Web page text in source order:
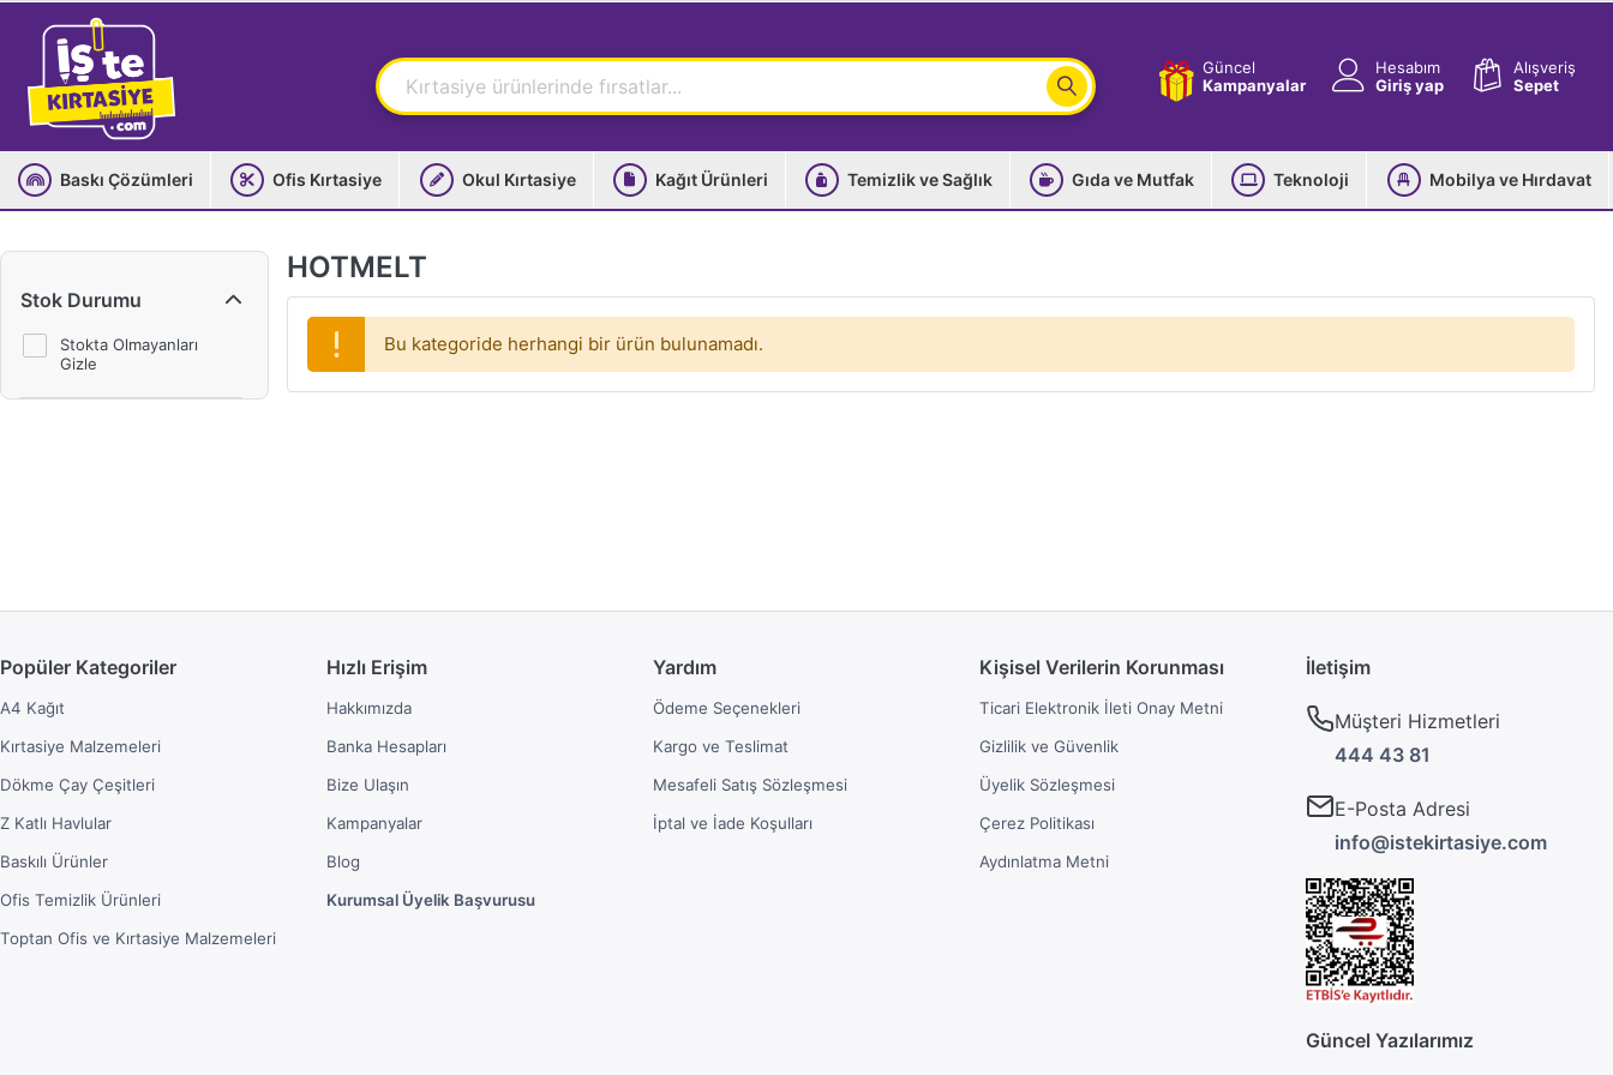
Güncel
Kampanyalar
Hesabım
Giriş yap
Alışveriş
Sepet
Baskı Çözümleri Ofis Kırtasiye Okul Kırtasiye Kağıt Ürünleri Temizlik ve Sağlık Gıda ve Mutfak Teknoloji Mobilya ve Hırdavat
Stok Durumu
Stokta Olmayanları
Gizle
HOTMELT
Bu kategoride herhangi bir ürün bulunamadı.
Popüler Kategoriler
A4 Kağıt
Kırtasiye Malzemeleri
Dökme Çay Çeşitleri
Z Katlı Havlular
Baskılı Ürünler
Ofis Temizlik Ürünleri
Toptan Ofis ve Kırtasiye Malzemeleri
Hızlı Erişim
Hakkımızda
Banka Hesapları
Bize Ulaşın
Kampanyalar
Blog
Kurumsal Üyelik Başvurusu
Yardım
Ödeme Seçenekleri
Kargo ve Teslimat
Mesafeli Satış Sözleşmesi
İptal ve İade Koşulları
Kişisel Verilerin Korunması
Ticari Elektronik İleti Onay Metni
Gizlilik ve Güvenlik
Üyelik Sözleşmesi
Çerez Politikası
Aydınlatma Metni
İletişim
Müşteri Hizmetleri
444 43 81
E-Posta Adresi
info@istekirtasiye.com
Güncel Yazılarımız